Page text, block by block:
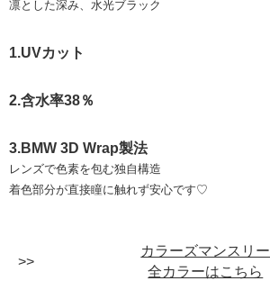
凛とした深み、⽔光ブラック
1.UVカット
2.含水率38％
3.BMW 3D Wrap製法
レンズで色素を包む独自構造
着色部分が直接瞳に触れず安心です♡
カラーズマンスリー
全カラーはこちら